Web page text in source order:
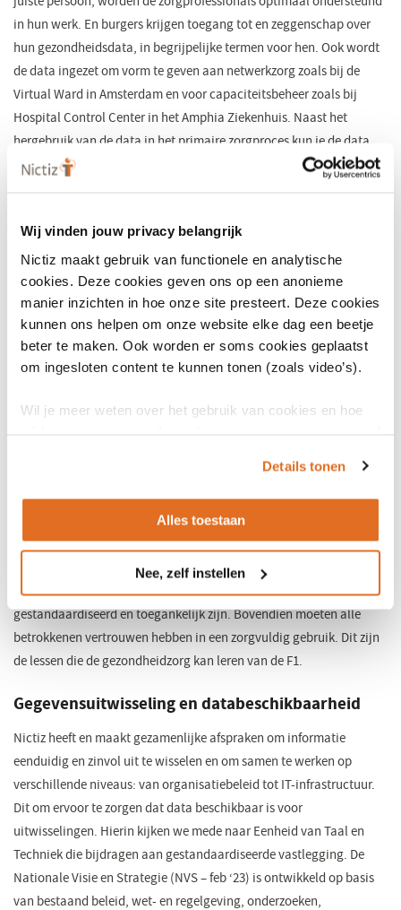
Wij vinden jouw privacy belangrijk
Nictiz maakt gebruik van functionele en analytische
cookies. Deze cookies geven ons op een anonieme
manier inzichten in hoe onze site presteert. Deze cookies
kunnen ons helpen om onze website elke dag een beetje
beter te maken. Ook worden er soms cookies geplaatst
om ingesloten content te kunnen tonen (zoals video’s).
Wil je meer weten over het gebruik van cookies en hoe
Details tonen
Alles toestaan
Nee, zelf instellen
in hun werk. En burgers krijgen toegang tot en zeggenschap over
hun gezondheidsdata, in begrijpelijke termen voor hen. Ook wordt
de data ingezet om vorm te geven aan netwerkzorg zoals bij de
Virtual Ward in Amsterdam en voor capaciteitsbeheer zoals bij
Hospital Control Center in het Amphia Ziekenhuis. Naast het
hergebruik van de data in het primaire zorgproces kun je de data,
net als in de F1, gebruiken voor verbetering en vernieuwing. Dit
beschikbaar hebben van data essentieel.
Verschillen
Het verschil tussen de F1 en gezondheidzorg ligt in het type data
dat men gebruikt en met name de privacygevoeligheid. Niet dat de
F1 -teams niet bezorgd zijn over datalekken: er is grote concurrentie
cruciaal. Echter, bandenspanning, motorprestaties en
van de gegevens: sector- en rondetijden legt men standaard in
minuten en seconden vast. Bij diagnoses en medische ingrepen
gebeurt dat nog op verschillende manieren. Soms vrije tekst, soms
gestandaardiseerd met bijvoorbeeld SNOMED of ICD-10. Belangrijk
om te benadrukken: voordat je data beschikbaar kunt stellen en
effectief kunt inzetten voor educatie en verbetering, moet deze
gestandaardiseerd en toegankelijk zijn. Bovendien moeten alle
betrokkenen vertrouwen hebben in een zorgvuldig gebruik. Dit zijn
de lessen die de gezondheidzorg kan leren van de F1.
Gegevensuitwisseling en databeschikbaarheid
Nictiz heeft en maakt gezamenlijke afspraken om informatie
eenduidig en zinvol uit te wisselen en om samen te werken op
verschillende niveaus: van organisatiebeleid tot IT-infrastructuur.
Dit om ervoor te zorgen dat data beschikbaar is voor
uitwisselingen. Hierin kijken we mede naar Eenheid van Taal en
Techniek die bijdragen aan gestandaardiseerde vastlegging. De
Nationale Visie en Strategie (NVS – feb ‘23) is ontwikkeld op basis
van bestaand beleid, wet- en regelgeving, onderzoeken,